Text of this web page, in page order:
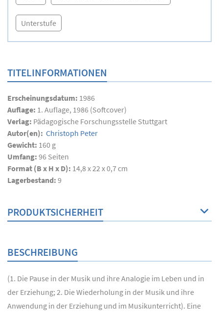
Unterstufe
TITELINFORMATIONEN
Erscheinungsdatum: 1986
Auflage: 1. Auflage, 1986 (Softcover)
Verlag: Pädagogische Forschungsstelle Stuttgart
Autor(en): Christoph Peter
Gewicht: 160 g
Umfang: 96 Seiten
Format (B x H x D): 14,8 x 22 x 0,7 cm
Lagerbestand: 9
PRODUKTSICHERHEIT
BESCHREIBUNG
(1. Die Pause in der Musik und ihre Analogie im Leben und in
der Erziehung; 2. Die Wiederholung in der Musik und ihre
Anwendung in der Erziehung und im Musikunterricht). Eine